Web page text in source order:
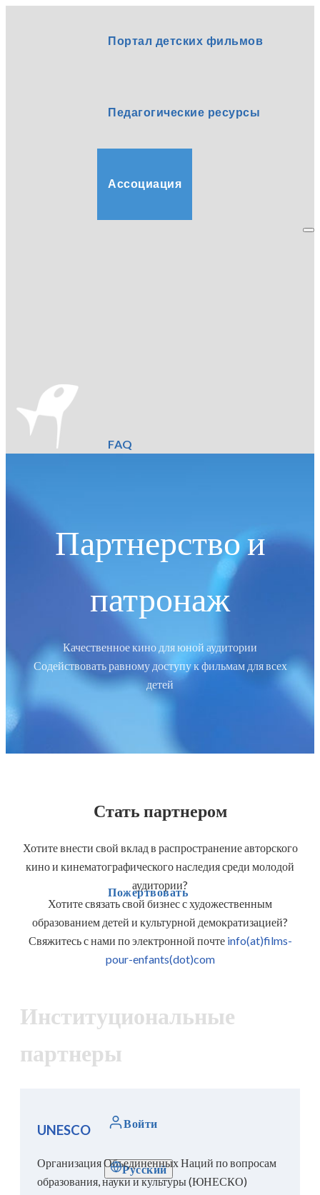
Портал детских фильмов
Педагогические ресурсы
Ассоциация
FAQ
Пожертвовать
Войти
Русский
Партнерство и
патронаж
Качественное кино для юной аудитории
Содействовать равному доступу к фильмам для всех
детей
Стать партнером
Хотите внести свой вклад в распространение авторского
кино и кинематографического наследия среди молодой
аудитории?
Хотите связать свой бизнес с художественным
образованием детей и культурной демократизацией?
Свяжитесь с нами по электронной почте info(at)films-
pour-enfants(dot)com
Институциональные
партнеры
UNESCO
Организация Объединенных Наций по вопросам
образования, науки и культуры (ЮНЕСКО)